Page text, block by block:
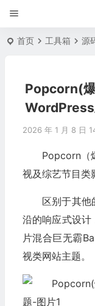
首页 工具箱 源
Popcorn(
2026 年 1 月 8 日
Popcorn（
视及综艺节目类
区别于其
沿的响应式设
片混合巨无霸
视类网站主题。